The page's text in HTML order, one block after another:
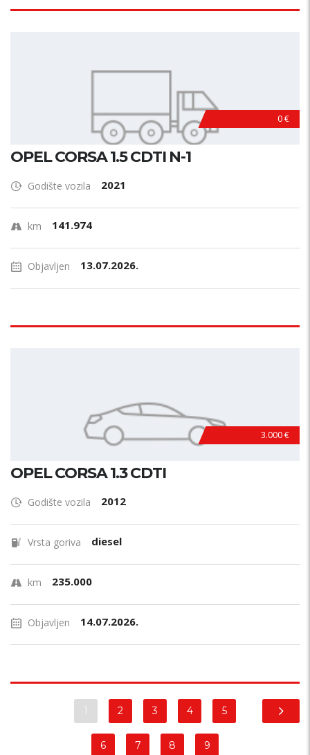
0 €
OPEL CORSA 1.5 CDTI N-1
Godište vozila 2021
km 141.974
Objavljen 13.07.2026.
3.000 €
OPEL CORSA 1.3 CDTI
Godište vozila 2012
Vrsta goriva diesel
km 235.000
Objavljen 14.07.2026.
1 2 3 4 5
6 7 8 9